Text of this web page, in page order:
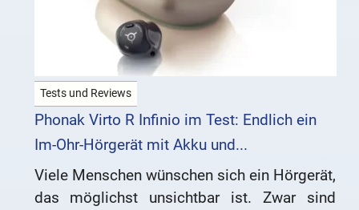
Tests und Reviews
Phonak Virto R Infinio im Test: Endlich ein
Im-Ohr-Hörgerät mit Akku und...
Viele Menschen wünschen sich ein Hörgerät,
das möglichst unsichtbar ist. Zwar sind